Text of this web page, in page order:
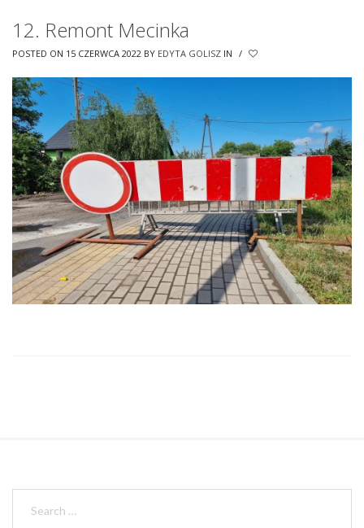
12. Remont Mecinka
POSTED ON 15 CZERWCA 2022 BY EDYTA GOLISZ IN /